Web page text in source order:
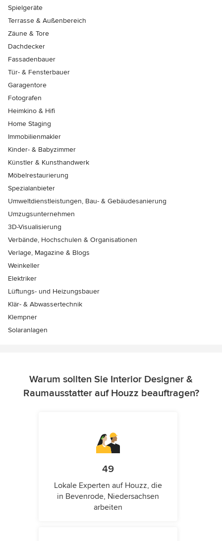
Spielgeräte
Terrasse & Außenbereich
Zäune & Tore
Dachdecker
Fassadenbauer
Tür- & Fensterbauer
Garagentore
Fotografen
Heimkino & Hifi
Home Staging
Immobilienmakler
Kinder- & Babyzimmer
Künstler & Kunsthandwerk
Möbelrestaurierung
Spezialanbieter
Umweltdienstleistungen, Bau- & Gebäudesanierung
Umzugsunternehmen
3D-Visualisierung
Verbände, Hochschulen & Organisationen
Verlage, Magazine & Blogs
Weinkeller
Elektriker
Lüftungs- und Heizungsbauer
Klär- & Abwassertechnik
Klempner
Solaranlagen
Warum sollten Sie Interior Designer &
Raumausstatter auf Houzz beauftragen?
49
Lokale Experten auf Houzz, die
in Bevenrode, Niedersachsen
arbeiten